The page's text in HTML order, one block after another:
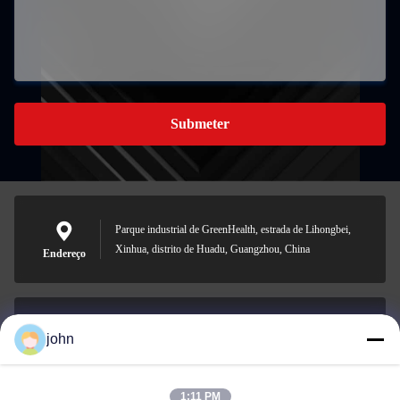
Submeter
Endereço
Parque industrial de GreenHealth, estrada de Lihongbei,
Xinhua, distrito de Huadu, Guangzhou, China
john
1:11 PM